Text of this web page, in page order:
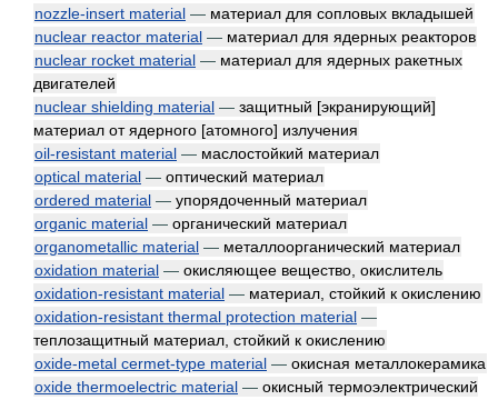
nozzle-insert material — материал для сопловых вкладышей
nuclear reactor material — материал для ядерных реакторов
nuclear rocket material — материал для ядерных ракетных
двигателей
nuclear shielding material — защитный [экранирующий]
материал от ядерного [атомного] излучения
oil-resistant material — маслостойкий материал
optical material — оптический материал
ordered material — упорядоченный материал
organic material — органический материал
organometallic material — металлоорганический материал
oxidation material — окисляющее вещество, окислитель
oxidation-resistant material — материал, стойкий к окислению
oxidation-resistant thermal protection material —
теплозащитный материал, стойкий к окислению
oxide-metal cermet-type material — окисная металлокерамика
oxide thermoelectric material — окисный термоэлектрический